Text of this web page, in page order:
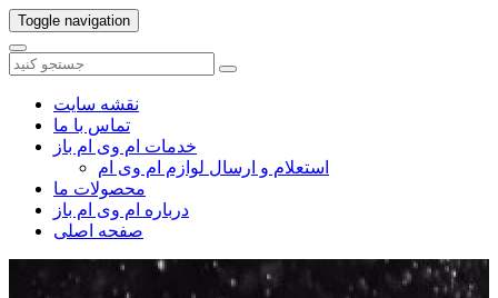
Toggle navigation
نقشه سایت
تماس با ما
خدمات ام وی ام باز
استعلام و ارسال لوازم ام وی ام
محصولات ما
درباره ام وی ام باز
صفحه اصلی